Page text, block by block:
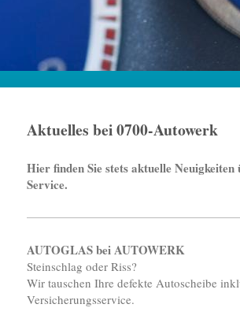
Aktuelles bei 0700-Autowerk
Hier finden Sie stets aktuelle Neuigkeiten
Service.
AUTOGLAS bei AUTOWERK
Steinschlag oder Riss?
Wir tauschen Ihre defekte Autoscheibe
Versicherungsservice.